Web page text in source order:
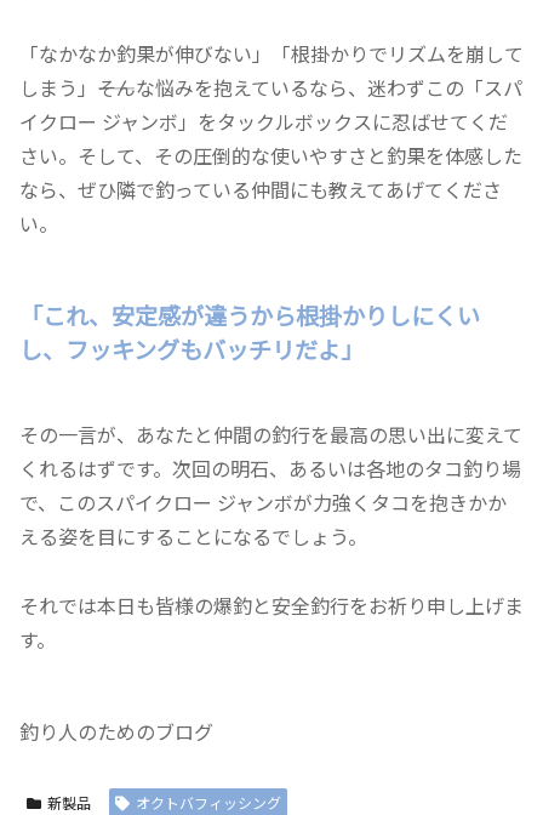
「なかなか釣果が伸びない」「根掛かりでリズムを崩して
しまう」――そんな悩みを抱えているなら、迷わずこの「スパ
イクロー ジャンボ」をタックルボックスに忍ばせてくだ
さい。そして、その圧倒的な使いやすさと釣果を体感した
なら、ぜひ隣で釣っている仲間にも教えてあげてくださ
い。
「これ、安定感が違うから根掛かりしにくい
し、フッキングもバッチリだよ」
その一言が、あなたと仲間の釣行を最高の思い出に変えて
くれるはずです。次回の明石、あるいは各地のタコ釣り場
で、このスパイクロー ジャンボが力強くタコを抱きかか
える姿を目にすることになるでしょう。
それでは本日も皆様の爆釣と安全釣行をお祈り申し上げま
す。
釣り人のためのブログ
新製品 オクトバフィッシング